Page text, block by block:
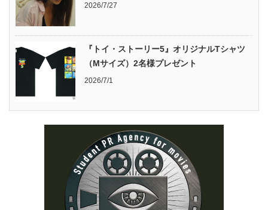
2026/7/27
『トイ・ストーリー5』オリジナルTシャツ
（Mサイズ）2名様プレゼント
2026/7/1